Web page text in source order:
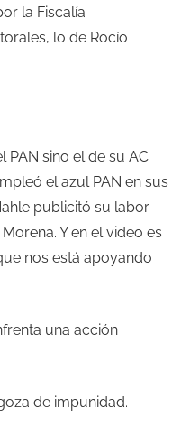
la Fiscalía
lo de Rocío
sino el de su AC
el azul PAN en sus
publicitó su labor
Y en el video es
nos está apoyando
una acción
de impunidad.